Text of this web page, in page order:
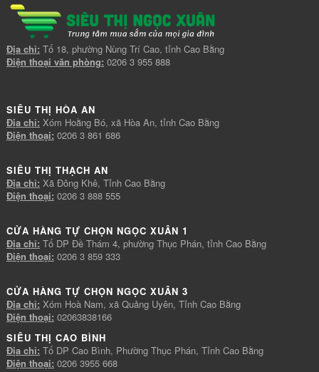
Địa chỉ: Tổ 18, phường Nùng Trí Cao, tỉnh Cao Bằng
Điện thoại văn phòng: 0206 3 955 888
SIÊU THỊ HÒA AN
Địa chỉ: Xóm Hoằng Bó, xã Hòa An, tỉnh Cao Bằng
Điện thoại: 0206 3 861 686
SIÊU THỊ THẠCH AN
Địa chỉ: Xã Đông Khê, Tỉnh Cao Bằng
Điện thoại: 0206 3 888 555
CỬA HÀNG TỰ CHỌN NGỌC XUÂN 1
Địa chỉ: Tổ DP Đề Thám 4, phường Thục Phán, tỉnh Cao Bằng
Điện thoại: 0206 3 859 333
CỬA HÀNG TỰ CHỌN NGỌC XUÂN 3
Địa chỉ: Xóm Hoà Nam, xã Quảng Uyên, Tỉnh Cao Bằng
Điện thoại: 02063838166
SIÊU THỊ CAO BÌNH
Địa chỉ: Tổ DP Cao Bình, Phường Thục Phán, Tỉnh Cao Bằng
Điện thoại: 0206 3955 668